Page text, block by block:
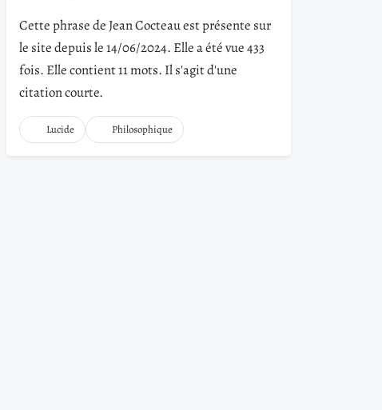
Cette phrase de Jean Cocteau est présente sur
le site depuis le 14/06/2024. Elle a été vue 433
fois. Elle contient 11 mots. Il s'agit d'une
citation courte.
Lucide Philosophique